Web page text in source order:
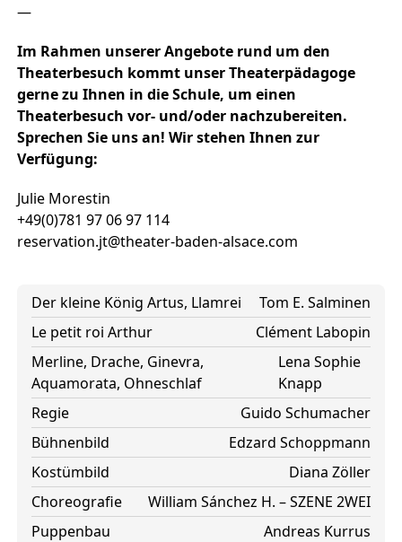
—
Im Rahmen unserer Angebote rund um den
Theaterbesuch kommt unser Theaterpädagoge
gerne zu Ihnen in die Schule, um einen
Theaterbesuch vor- und/oder nachzubereiten.
Sprechen Sie uns an! Wir stehen Ihnen zur
Verfügung:
Julie Morestin
+49(0)781 97 06 97 114
reservation.jt@theater-baden-alsace.com
Der kleine König Artus, Llamrei
Tom E. Salminen
Le petit roi Arthur
Clément Labopin
Merline, Drache, Ginevra,
Aquamorata, Ohneschlaf
Lena Sophie
Knapp
Regie
Guido Schumacher
Bühnenbild
Edzard Schoppmann
Kostümbild
Diana Zöller
Choreografie
William Sánchez H. – SZENE 2WEI
Puppenbau
Andreas Kurrus